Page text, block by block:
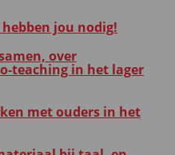
jou nodig!
over
teaching in het lager
met ouders in het